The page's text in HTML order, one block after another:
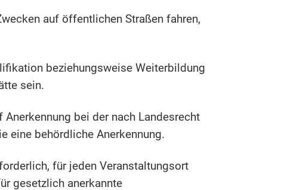
auf öffentlichen Straßen fahren,
beziehungsweise Weiterbildung
sein.
bei der nach Landesrecht
eine behördliche Anerkennung.
für jeden Veranstaltungsort
gesetzlich anerkannte